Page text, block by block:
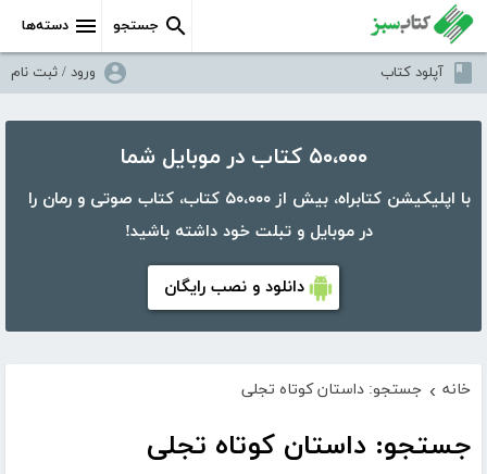
دسته‌ها جستجو
آپلود کتاب ورود / ثبت نام
۵۰،۰۰۰ کتاب در موبایل شما
با اپلیکیشن کتابراه، بیش از ۵۰،۰۰۰ کتاب، کتاب صوتی و رمان را
در موبایل و تبلت خود داشته باشید!
دانلود و نصب رایگان
خانه › جستجو: داستان کوتاه تجلی
جستجو: داستان کوتاه تجلی